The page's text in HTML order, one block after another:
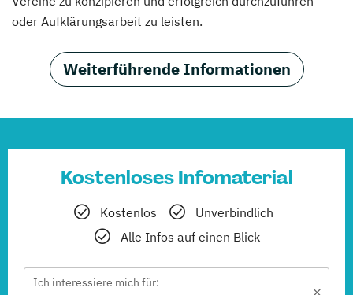
oder Aufklärungsarbeit zu leisten.
Weiterführende Informationen
Kostenloses Infomaterial
Kostenlos
Unverbindlich
Alle Infos auf einen Blick
Ich interessiere mich für: